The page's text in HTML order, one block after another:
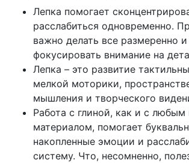
Лепка помогает
расслабиться одновременно.
важно делать все размеренно
фокусировать внимание на
Лепка – это развитие
мелкой моторики,
мышления и творческого
Работа с глиной, как и с
материалом, помогает
накопленные эмоции и
систему. Что, несомненно,